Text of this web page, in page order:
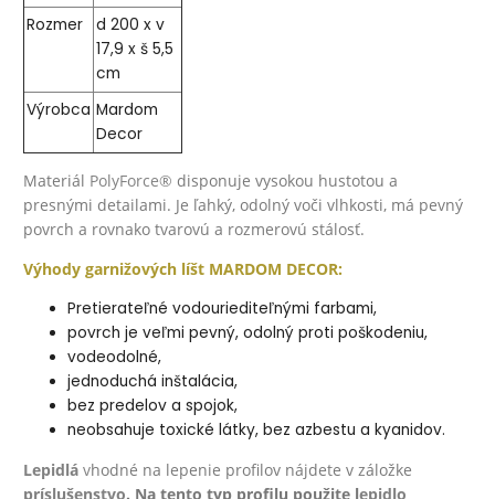
Rozmer
d 200 x v
17,9 x š 5,5
cm
Výrobca Mardom
Decor
Materiál PolyForce® disponuje vysokou hustotou a
presnými detailami. Je ľahký, odolný voči vlhkosti, má pevný
povrch a rovnako tvarovú a rozmerovú stálosť.
Výhody garnižových líšt MARDOM DECOR:
Pretierateľné vodouriediteľnými farbami,
povrch je veľmi pevný, odolný proti poškodeniu,
vodeodolné,
jednoduchá inštalácia,
bez predelov a spojok,
neobsahuje toxické látky, bez azbestu a kyanidov.
Lepidlá vhodné na lepenie profilov nájdete v záložke
príslušenstvo. Na tento typ profilu použite lepidlo